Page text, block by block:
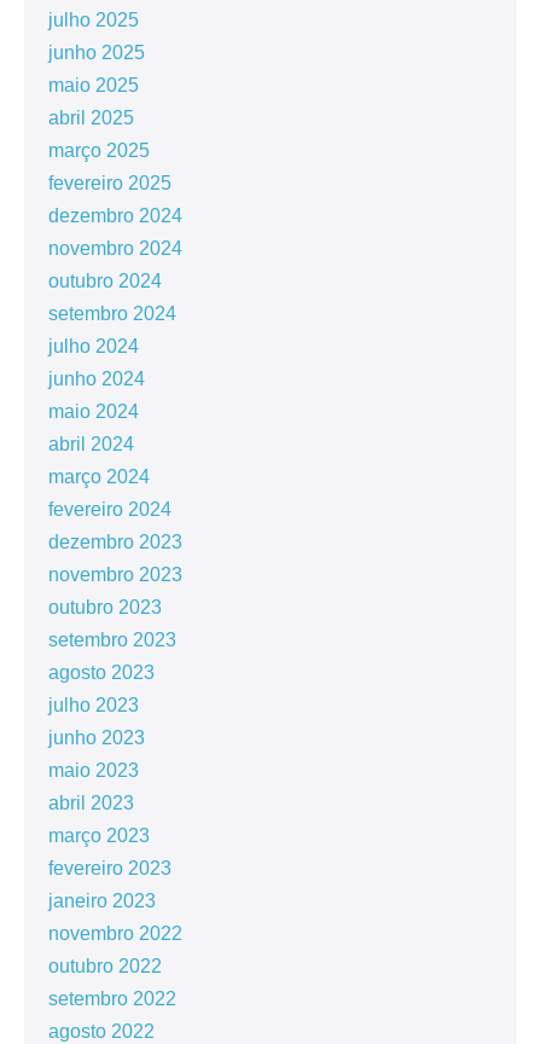
julho 2025
junho 2025
maio 2025
abril 2025
março 2025
fevereiro 2025
dezembro 2024
novembro 2024
outubro 2024
setembro 2024
julho 2024
junho 2024
maio 2024
abril 2024
março 2024
fevereiro 2024
dezembro 2023
novembro 2023
outubro 2023
setembro 2023
agosto 2023
julho 2023
junho 2023
maio 2023
abril 2023
março 2023
fevereiro 2023
janeiro 2023
novembro 2022
outubro 2022
setembro 2022
agosto 2022